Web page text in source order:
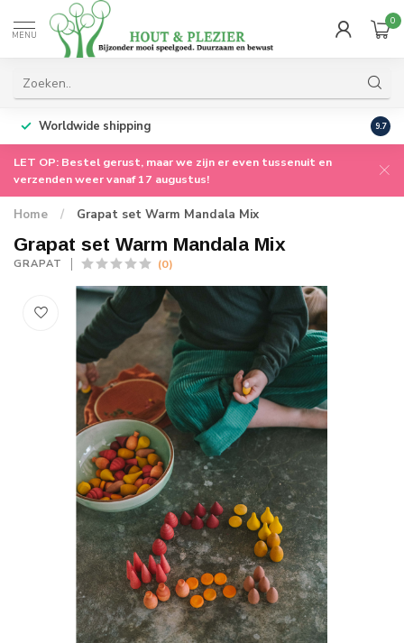
MENU
0
Worldwide shipping 9.7
LET OP: Bestel gerust, maar we zijn er even tussenuit en
verzenden weer vanaf 17 augustus!
Home / Grapat set Warm Mandala Mix
Grapat set Warm Mandala Mix
GRAPAT (0)